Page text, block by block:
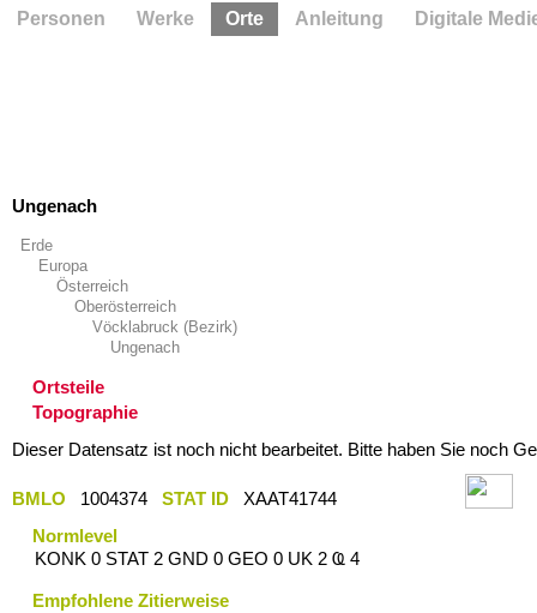
Ungenach
Erde
Europa
Österreich
Oberösterreich
Vöcklabruck (Bezirk)
Ungenach
Ortsteile
Topographie
Dieser Datensatz ist noch nicht bearbeitet. Bitte haben Sie noch
BMLO 1004374 STAT ID
XAAT41744
Normlevel
KONK 0 STAT 2 GND 0 GEO 0 UK 2 Ҩ 4
Empfohlene Zitierweise
Personen Werke Orte Anleitung Digitale